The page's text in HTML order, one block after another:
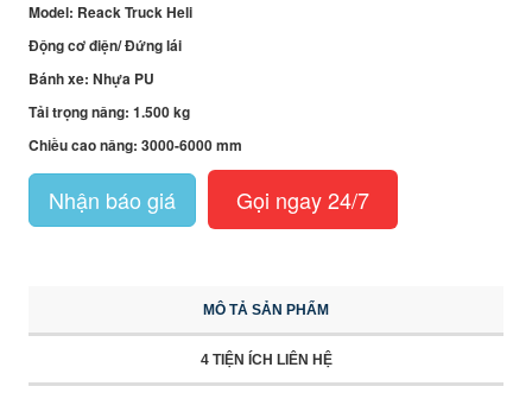
Model: Reack Truck Heli
Động cơ điện/ Đứng lái
Bánh xe: Nhựa PU
Tải trọng nâng: 1.500 kg
Chiều cao nâng: 3000-6000 mm
Nhận báo giá Gọi ngay 24/7
MÔ TẢ SẢN PHẨM
4 TIỆN ÍCH LIÊN HỆ